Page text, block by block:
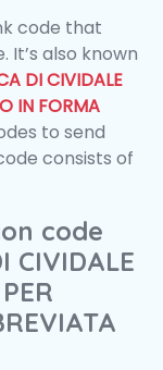
code that
also known
DI CIVIDALE
IN FORMA
to send
consists of
code
CIVIDALE